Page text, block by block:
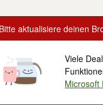
Bitte aktualisiere deinen
Viele
Microsoft